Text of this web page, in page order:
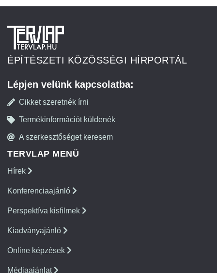
ÉPÍTÉSZETI KÖZÖSSÉGI HÍRPORTÁL
Lépjen velünk kapcsolatba:
Cikket szeretnék írni
Termékinformációt küldenék
A szerkesztőséget keresem
TERVLAP MENÜ
Hírek
Konferenciaajánló
Perspektíva kisfilmek
Kiadványajánló
Online képzések
Médiaajánlat